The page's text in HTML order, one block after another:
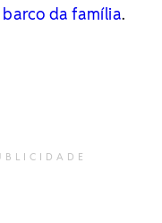
da família.